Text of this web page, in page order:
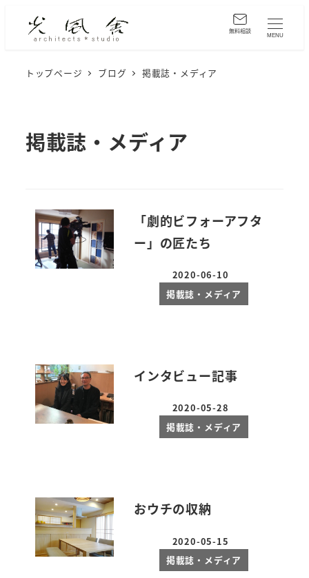
MENU
トップページ ブログ 掲載誌・メディア
掲載誌・メディア
「劇的ビフォーアフタ
ー」の匠たち
投稿日
2020-06-10
掲載誌・メディア
インタビュー記事
投稿日
2020-05-28
掲載誌・メディア
おウチの収納
投稿日
2020-05-15
掲載誌・メディア
無料相談